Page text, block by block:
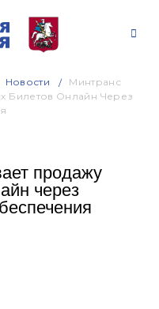
Новости
Минтранс
Билетов Онлайн Через
продажу
через